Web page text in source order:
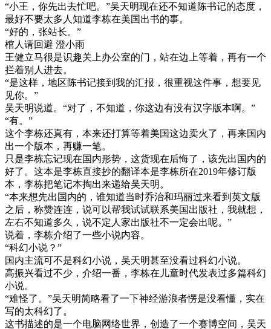
“小王，你先出去忙吧。”吴天明现在还不知道陈书记的态度，
最好不要太多人知道李栋在美国出书的事。
“好的，张站长。”
棺人请回避 澄小雨
王健立马很是识趣关上办公室的门，站在边上等着，再有一个
拦着别人进去。
“是这样，地区陈书记接到我的汇报，很重视这件事，想要见
见你。”
吴天明说道。“对了，不知道，你这边有没有汉字版本啊。”
“有。”
这个李栋还真有，本来还打算等着美国这边卖火了，再来国内
出一个版本，再赚一笔。
只是李栋忘记现在国内形势，这货现在后悔了，该先出国内的
好了。这本是李栋直接抄的翻译本是李栋所在2019年修订版
本，李栋把笔记本掏出来递给吴天明。
“本来想先出国内的，谁知道当时乔治和玛丽过来看到英文版
之后，称赞连连，说可以帮我试试联系美国出版社，我就想，
左右不知道多久，说不定人家出版社不一定会出呢。”
说着，李栋介绍了一些小说内容。
“科幻小说？”
国内主流可不是科幻小说，吴天明甚至没看过科幻小说。
高振兴看过不少，介绍一番，李栋在儿童时代发表过多篇科幻
小说。
“难怪了。”吴天明简略看了一下神经游浪者愣是没看懂，实在
写的太科幻了。
这书描述的是一个电脑网络世界，创造了一个赛博空间，吴天